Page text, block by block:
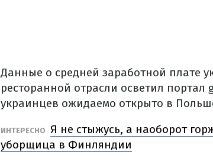
Данные о средней заработной плате
ресторанной отрасли осветил портал
украинцев ожидаемо открыто в
ИНТЕРЕСНО Я не стыжусь, а наоборот
уборщица в Финляндии